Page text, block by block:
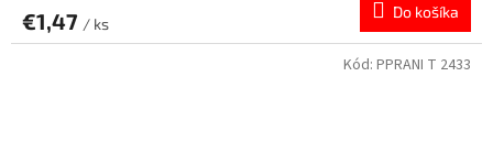
€1,47 / ks
Do košíka
Kód: PPRANI T 2433